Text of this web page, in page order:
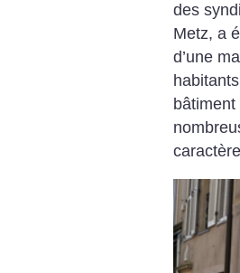
des
Metz, a
d’une